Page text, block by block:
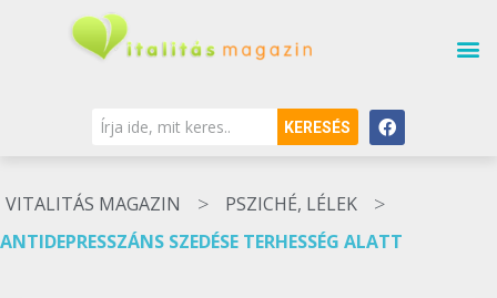
KERESÉS
VITALITÁS MAGAZIN > PSZICHÉ, LÉLEK >
ANTIDEPRESSZÁNS SZEDÉSE TERHESSÉG ALATT